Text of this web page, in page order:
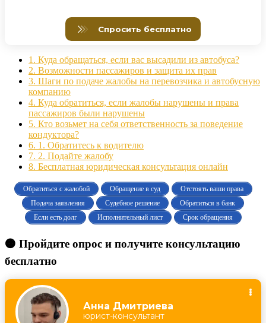
1. Куда обращаться, если вас высадили из автобуса?
2. Возможности пассажиров и защита их прав
3. Шаги по подаче жалобы на перевозчика и автобусную
компанию
4. Куда обратиться, если жалобы нарушены и права
пассажиров были нарушены
5. Кто возьмет на себя ответственность за поведение
кондуктора?
6. 1. Обратитесь к водителю
7. 2. Подайте жалобу
8. Бесплатная юридическая консультация онлайн
Обратиться с жалобой Обращение в суд
Отстоять ваши права
Подача заявления
Судебное решение
Обратиться в банк
Если есть долг
Исполнительный лист Срок обращения
🟠 Пройдите опрос и получите консультацию
бесплатно